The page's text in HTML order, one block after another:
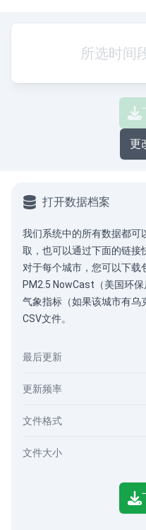
所选时间
更
打开数据档案
我们系统中的所有数据都可
取，也可以通过下面的链接
对于每个城市，您可以下载
PM2.5 NowCast（美国环
气象指标（如果该城市有乌
CSV文件。
最后更新
更新频率
文件格式
文件大小